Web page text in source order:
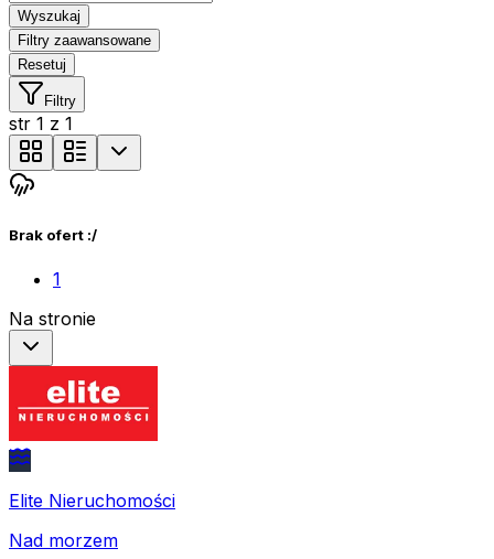
Wyszukaj
Filtry zaawansowane
Resetuj
Filtry
str 1 z 1
Brak ofert :/
1
Na stronie
Elite Nieruchomości
Nad morzem